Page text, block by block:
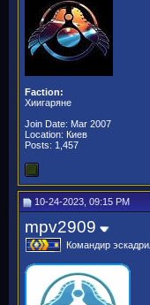
Faction:
Хиигаряне
Join Date: Mar 2007
Location: Киев
Posts: 1,457
10-24-2023, 09:15 PM
mpv2909
Командир